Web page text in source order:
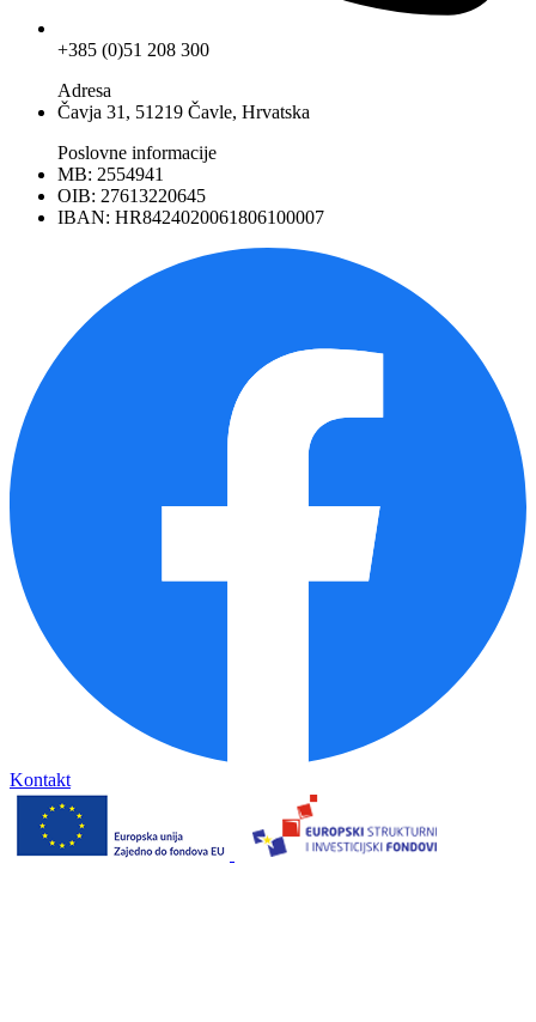
+385 (0)51 208 300
Adresa
Čavja 31, 51219 Čavle, Hrvatska
Poslovne informacije
MB: 2554941
OIB: 27613220645
IBAN: HR8424020061806100007
Kontakt